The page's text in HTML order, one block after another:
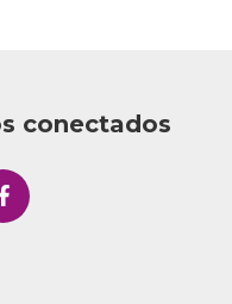
conectados